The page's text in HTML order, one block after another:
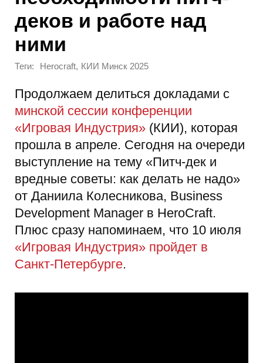
деков и работе над
ними
Теги: Herocraft, КИИ Минск 2025
Продолжаем делиться докладами с
минской сессии конференции
«Игровая Индустрия» (КИИ), которая
прошла в апреле. Сегодня на очереди
выступление на тему «Питч-дек и
вредные советы: как делать не надо»
от Даниила Колесникова, Business
Development Manager в HeroCraft.
Плюс сразу напоминаем, что 10 июля
«Игровая Индустрия» пройдет в
Санкт-Петербурге.